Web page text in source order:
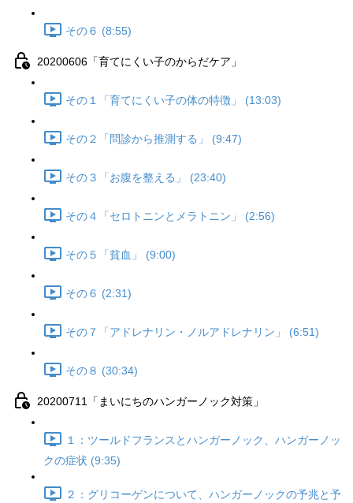
その６ (8:55)
20200606「育てにくい子のからだケア」
その１「育てにくい子の体の特徴」 (13:03)
その２「問診から推測する」 (9:47)
その３「お腹を整える」 (23:40)
その４「セロトニンとメラトニン」 (2:56)
その５「貧血」 (9:00)
その６ (2:31)
その７「アドレナリン・ノルアドレナリン」 (6:51)
その８ (30:34)
20200711「まいにちのハンガーノック対策」
１：ツールドフランスとハンガーノック、ハンガーノッ
クの症状 (9:35)
２：グリコーゲンについて、ハンガーノックの予兆と予